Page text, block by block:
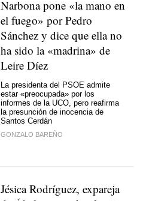
Narbona pone «la mano en
el fuego» por Pedro
Sánchez y dice que ella no
ha sido la «madrina» de
Leire Díez
La presidenta del PSOE admite
estar «preocupada» por los
informes de la UCO, pero reafirma
la presunción de inocencia de
Santos Cerdán
GONZALO BAREÑO
Jésica Rodríguez, expareja